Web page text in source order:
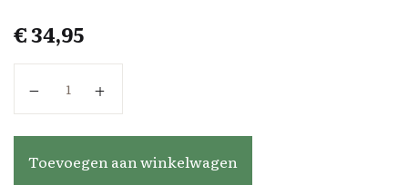
€34,95
Toevoegen aan winkelwagen